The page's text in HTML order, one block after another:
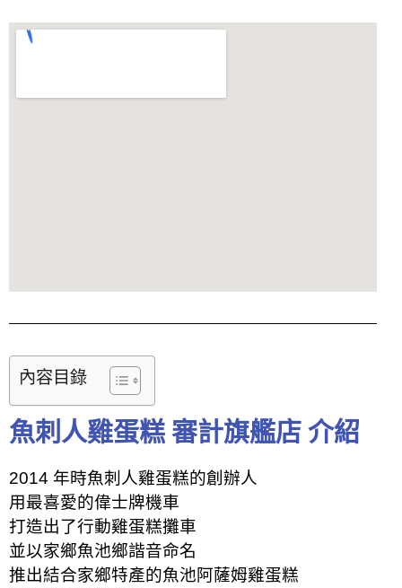
內容目錄
魚刺人雞蛋糕 審計旗艦店 介紹
2014 年時魚刺人雞蛋糕的創辦人
用最喜愛的偉士牌機車
打造出了行動雞蛋糕攤車
並以家鄉魚池鄉諧音命名
推出結合家鄉特產的魚池阿薩姆雞蛋糕